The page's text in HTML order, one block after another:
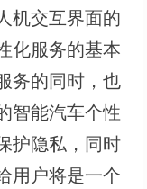
机交互界面的
化服务的基本
务的同时，也
智能汽车个性
护隐私，同时
用户将是一个